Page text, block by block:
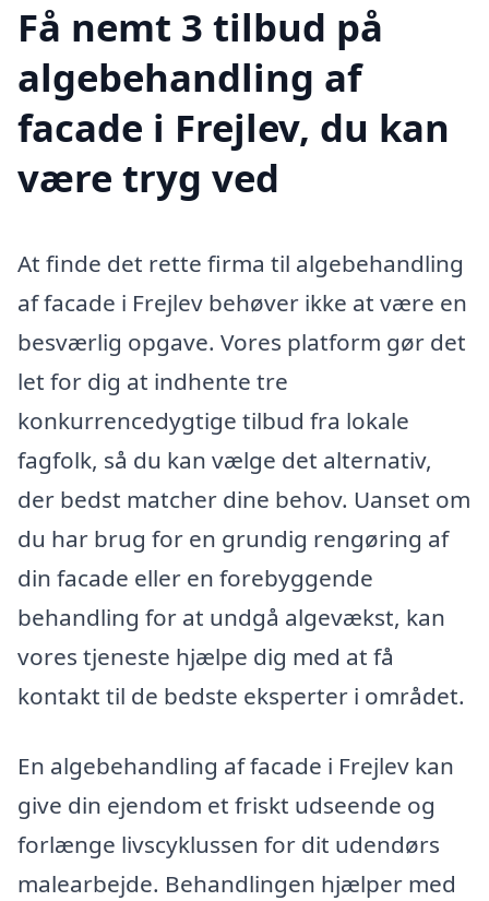
Få nemt 3 tilbud på
algebehandling af
facade i Frejlev, du kan
være tryg ved
At finde det rette firma til algebehandling
af facade i Frejlev behøver ikke at være en
besværlig opgave. Vores platform gør det
let for dig at indhente tre
konkurrencedygtige tilbud fra lokale
fagfolk, så du kan vælge det alternativ,
der bedst matcher dine behov. Uanset om
du har brug for en grundig rengøring af
din facade eller en forebyggende
behandling for at undgå algevækst, kan
vores tjeneste hjælpe dig med at få
kontakt til de bedste eksperter i området.
En algebehandling af facade i Frejlev kan
give din ejendom et friskt udseende og
forlænge livscyklussen for dit udendørs
malearbejde. Behandlingen hjælper med